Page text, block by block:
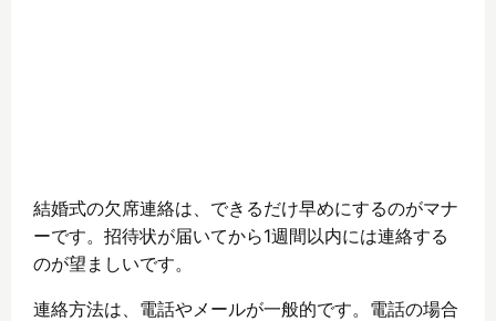
結婚式の欠席連絡は、できるだけ早めにするのがマナ
ーです。招待状が届いてから1週間以内には連絡する
のが望ましいです。
連絡方法は、電話やメールが一般的です。電話の場合